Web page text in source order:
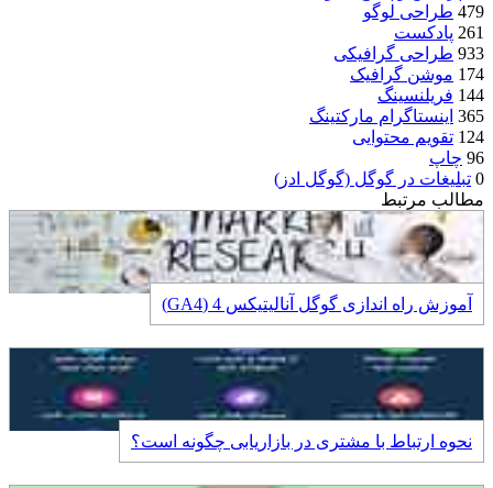
479 طراحی لوگو
261 پادکست
933 طراحی گرافیکی
174 موشن گرافیک
144 فریلنسینگ
365 اینستاگرام مارکتینگ
124 تقویم محتوایی
96 چاپ
0 تبلیغات در گوگل (گوگل ادز)
مطالب مرتبط
آموزش راه اندازی گوگل آنالیتیکس 4 (GA4)
نحوه ارتباط با مشتری در بازاریابی چگونه است؟